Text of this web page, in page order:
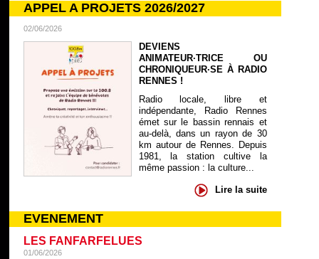
APPEL A PROJETS 2026/2027
02/06/2026
DEVIENS
ANIMATEUR·TRICE OU
CHRONIQUEUR·SE À RADIO
RENNES !
Radio locale, libre et
indépendante, Radio Rennes
émet sur le bassin rennais et
au-delà, dans un rayon de 30
km autour de Rennes. Depuis
1981, la station cultive la
même passion : la culture...
Lire la suite
EVENEMENT
LES FANFARFELUES
01/06/2026